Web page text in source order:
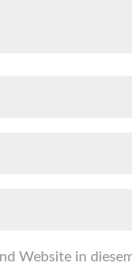
Website in